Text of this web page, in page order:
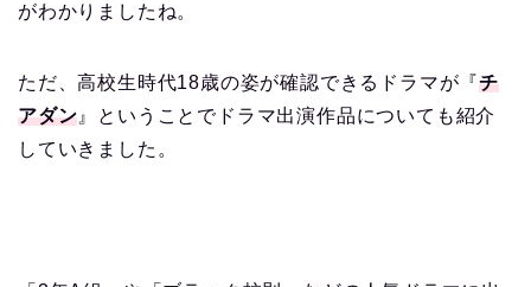
がわかりましたね。
ただ、高校生時代18歳の姿が確認できるドラマが『チ
アダン 』ということでドラマ出演作品についても紹介
していきました。